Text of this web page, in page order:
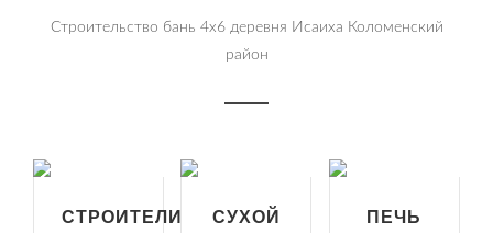
Строительство бань 4х6 деревня Исаиха Коломенский
район
СТРОИТЕЛИ
СУХОЙ
ПЕЧЬ